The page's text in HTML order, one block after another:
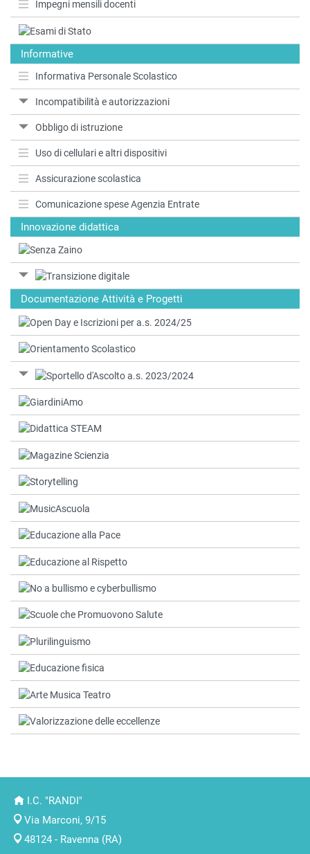
Impegni mensili docenti
Informative
Informativa Personale Scolastico
Incompatibilità e autorizzazioni
Obbligo di istruzione
Uso di cellulari e altri dispositivi
Assicurazione scolastica
Comunicazione spese Agenzia Entrate
Innovazione didattica
Documentazione Attività e Progetti
I.C. "RANDI"
Via Marconi, 9/15
48124 - Ravenna (RA)